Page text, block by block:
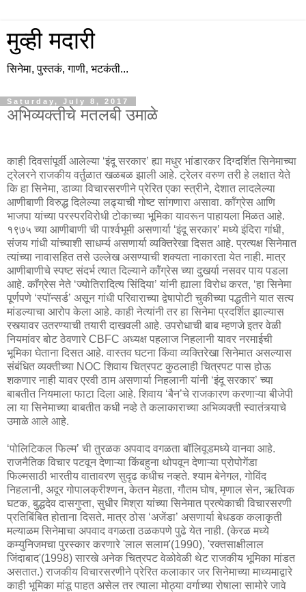
मुव्ही मदारी
सिनेमा, पुस्तकं, गाणी, भटकंती...
Saturday, July 8, 2017
अभिव्यक्तीचे मतलबी उमाळे
काही दिवसांपूर्वी आलेल्या ‘इंदू सरकार’ ह्या मधुर भांडारकर दिग्दर्शित सिनेमाच्या
ट्रेलरने राजकीय वर्तुळात खळबळ झाली आहे. ट्रेलर वरुण तरी हे लक्षात येते
कि हा सिनेमा, डाव्या विचारसरणीने प्रेरित एका स्त्रीने, देशात लादलेल्या
आणीबाणी विरुद्ध दिलेल्या लढ्याची गोष्ट सांगणारा असावा. कॉंग्रेस आणि
भाजपा यांच्या परस्परविरोधी टोकाच्या भूमिका यावरून पाहायला मिळत आहे.
१९७५ च्या आणीबाणी ची पार्श्वभूमी असणार्या ‘इंदू सरकार’ मध्ये इंदिरा गांधी,
संजय गांधी यांच्याशी साधर्म्य असणार्या व्यक्तिरेखा दिसत आहे. प्रत्यक्ष सिनेमात
त्यांच्या नावासहित तसे उल्लेख असण्याची शक्यता नाकारता येत नाही. मात्र
आणीबाणीचे स्पष्ट संदर्भ त्यात दिल्याने कॉंग्रेस च्या दुखर्या नसवर पाय पडला
आहे. काँग्रेस नेते ‘ज्योतिरादित्य सिंदिया’ यांनी ह्याला विरोध करत, ‘हा सिनेमा
पूर्णपणे ‘स्पॉन्सर्ड’ असून गांधी परिवाराच्या द्वेषापोटी चुकीच्या पद्धतीने यात सत्य
मांडल्याचा आरोप केला आहे. काही नेत्यांनी तर हा सिनेमा प्रदर्शित झाल्यास
रस्त्यावर उतरण्याची तयारी दाखवली आहे. उपरोधाची बाब म्हणजे इतर वेळी
नियमांवर बोट ठेवणारे CBFC अध्यक्ष पहलाज निहलानी यावर नरमाईची
भूमिका घेताना दिसत आहे. वास्तव घटना किंवा व्यक्तिरेखा सिनेमात असल्यास
संबंधित व्यक्तीच्या NOC शिवाय चित्रपट कुठलाही चित्रपट पास होऊ
शकणार नाही यावर एरवी ठाम असणार्या निहलानी यांनी ‘इंदू सरकार’ च्या
बाबतीत नियमाला फाटा दिला आहे. शिवाय ‘बैन’चे राजकारण करणाऱ्या बीजेपी
ला या सिनेमाच्या बाबतीत कधी नव्हे ते कलाकाराच्या अभिव्यक्ती स्वातंत्र्याचे
उमाळे आले आहे.
‘पोलिटिकल फिल्म’ ची तुरळक अपवाद वगळता बॉलिवूडमध्ये वानवा आहे.
राजनैतिक विचार पटवून देणाऱ्या किंबहुना थोपवून देणाऱ्या प्रोपोगेंडा
फिल्मसाठी भारतीय वातावरण सुदृढ कधीच नव्हते. श्याम बेनेगल, गोविंद
निहलानी, अदूर गोपालक्रीश्णन, केतन मेहता, गौतम घोष, मृणाल सेन, ऋत्विक
घटक, बुद्धदेव दासगुप्ता, सुधीर मिश्रा यांच्या सिनेमात प्रत्येकाची विचारसरणी
प्रतिबिंबित होताना दिसते. मात्र ठोस ‘अजेंडा’ असणार्या बेधडक कलाकृती
मल्याळम सिनेमाचा अपवाद वगळता ठळकपणे पुढे येत नाही. (केरळ मध्ये
कम्युनिजमचा पुरस्कार करणारे 'लाल सलाम'(1990), 'रक्तसाक्षीलाल
जिंदाबाद'(1998) सारखे अनेक चित्रपट वेळोवेळी थेट राजकीय भूमिका मांडत
असतात.) राजकीय विचारसरणीने प्रेरित कलाकार जर सिनेमाच्या माध्यमाद्वारे
काही भूमिका मांडू पाहत असेल तर त्याला मोठ्या वर्गाच्या रोषाला सामोरे जावे